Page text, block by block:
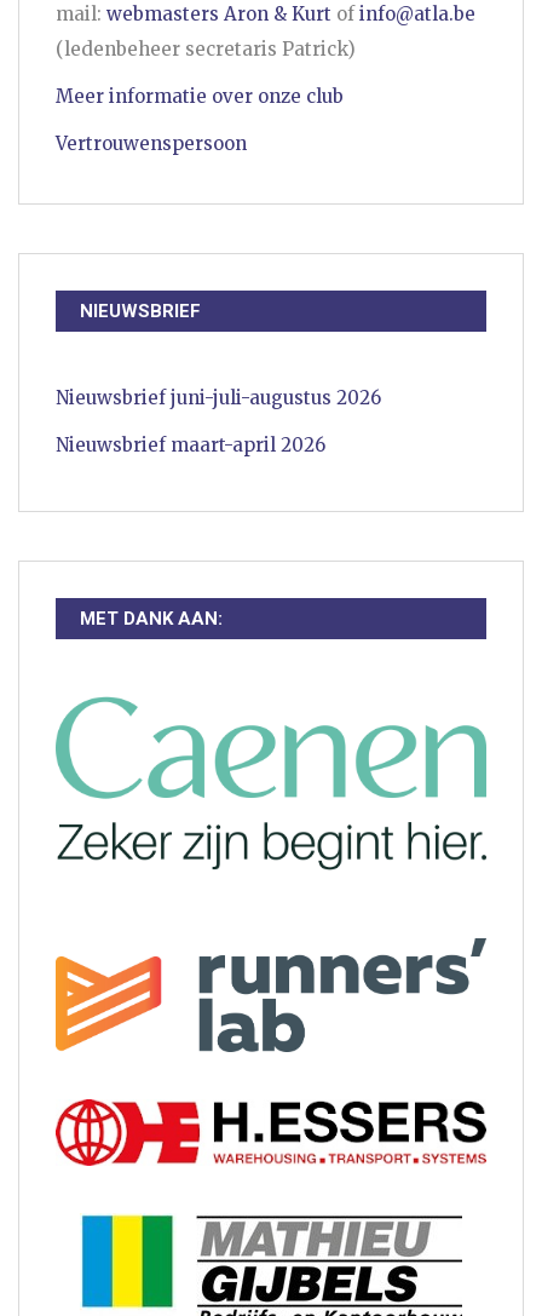
mail: webmasters Aron & Kurt ofinfo@atla.be
(ledenbeheer secretaris Patrick)
Meer informatie over onze club
Vertrouwenspersoon
NIEUWSBRIEF
Nieuwsbrief juni-juli-augustus 2026
Nieuwsbrief maart-april 2026
MET DANK AAN: